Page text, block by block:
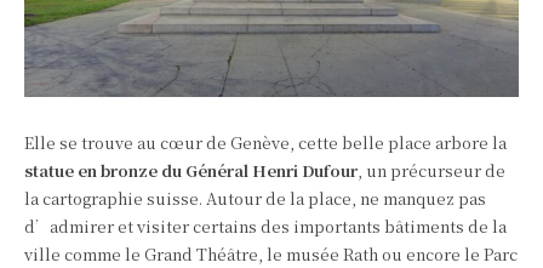
Elle se trouve au cœur de Genève, cette belle place arbore la
statue en bronze du Général Henri Dufour, un précurseur de
la cartographie suisse. Autour de la place, ne manquez pas
d’admirer et visiter certains des importants bâtiments de la
ville comme le Grand Théâtre, le musée Rath ou encore le Parc